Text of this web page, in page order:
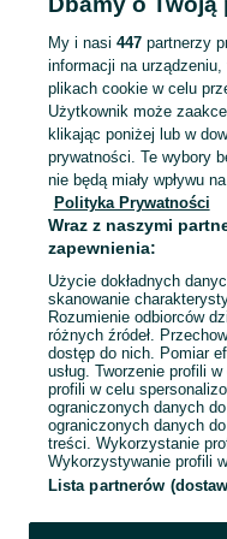
KATEGORIA
Mapa kategorii
Mapa miejscowości
Mapa ministron
Popularne wyszukiwania
My i nasi 447partnerzy
informacji na
plikach cookie w celu
Użytkownik może
klikając poniżej lub w
prywatności. Te wybory
nie będą miały wpływu
Polityka Prywatności
Wraz z naszymi
zapewnienia:
Użycie dokładnych
skanowanie
Rozumienie odbiorców
różnych źródeł.
dostęp do nich. Pomiar
usług. Tworzenie profili
profili w celu
ograniczonych danych
ograniczonych danych
treści. Wykorzystanie
Wykorzystywanie profili
Lista partnerów